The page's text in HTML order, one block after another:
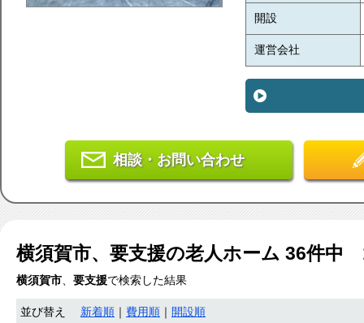
開設
運営会社
相談・お問い合わせ
横須賀市、要支援の老人ホーム 36件中
横須賀市、 要支援で検索した結果
並び替え 新着順 費用順 開設順